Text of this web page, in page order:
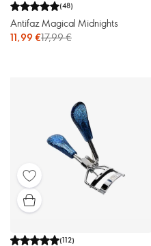
(48)
Antifaz Magical Midnights
11,99 €17,99 €
(112)